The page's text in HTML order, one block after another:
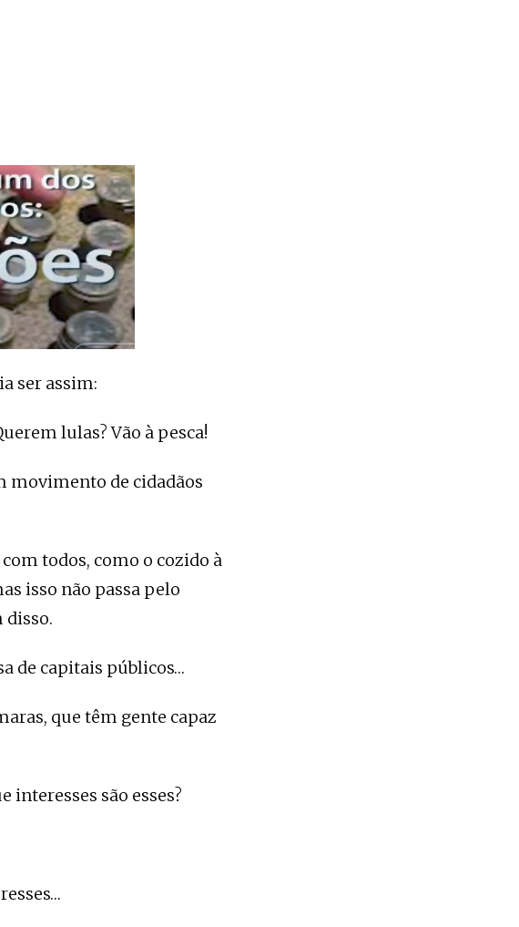
ser assim:
lulas? Vão à pesca!
movimento de cidadãos
todos, como o cozido à
isso não passa pelo
disso.
de capitais públicos…
que têm gente capaz
interesses são esses?